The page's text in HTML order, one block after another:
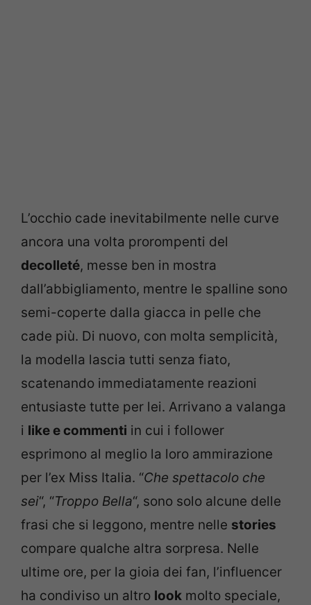
L’occhio cade inevitabilmente nelle curve
ancora una volta prorompenti del
decolleté, messe ben in mostra
dall’abbigliamento, mentre le spalline sono
semi-coperte dalla giacca in pelle che
cade più. Di nuovo, con molta semplicità,
la modella lascia tutti senza fiato,
scatenando immediatamente reazioni
entusiaste tutte per lei. Arrivano a valanga
i like e commenti in cui i follower
esprimono al meglio la loro ammirazione
per l’ex Miss Italia. “Che spettacolo che
sei“, “Troppo Bella“, sono solo alcune delle
frasi che si leggono, mentre nelle stories
compare qualche altra sorpresa. Nelle
ultime ore, per la gioia dei fan, l’influencer
ha condiviso un altro look molto speciale,